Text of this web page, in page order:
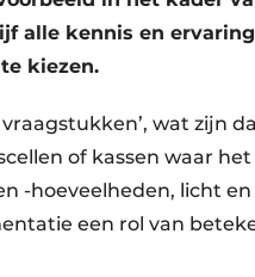
alle kennis en
kiezen.
wat zijn
of kassen waar
-hoeveelheden, licht
een rol van